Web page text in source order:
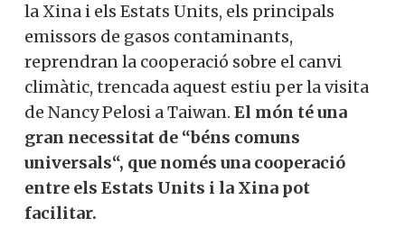
la Xina i els Estats Units, els principals
emissors de gasos contaminants,
reprendran la cooperació sobre el canvi
climàtic, trencada aquest estiu per la visita
de Nancy Pelosi a Taiwan. El món té una
gran necessitat de “béns comuns
universals“, que només una cooperació
entre els Estats Units i la Xina pot
facilitar.